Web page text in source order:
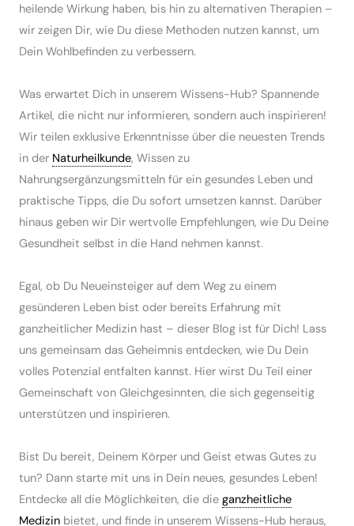
heilende Wirkung haben, bis hin zu alternativen Therapien –
wir zeigen Dir, wie Du diese Methoden nutzen kannst, um
Dein Wohlbefinden zu verbessern.
Was erwartet Dich in unserem Wissens-Hub? Spannende
Artikel, die nicht nur informieren, sondern auch inspirieren!
Wir teilen exklusive Erkenntnisse über die neuesten Trends
in der Naturheilkunde, Wissen zu
Nahrungsergänzungsmitteln für ein gesundes Leben und
praktische Tipps, die Du sofort umsetzen kannst. Darüber
hinaus geben wir Dir wertvolle Empfehlungen, wie Du Deine
Gesundheit selbst in die Hand nehmen kannst.
Egal, ob Du Neu­einsteiger auf dem Weg zu einem
gesünderen Leben bist oder bereits Erfahrung mit
ganzheitlicher Medizin hast – dieser Blog ist für Dich! Lass
uns gemeinsam das Geheimnis entdecken, wie Du Dein
volles Potenzial entfalten kannst. Hier wirst Du Teil einer
Gemeinschaft von Gleichgesinnten, die sich gegenseitig
unterstützen und inspirieren.
Bist Du bereit, Deinem Körper und Geist etwas Gutes zu
tun? Dann starte mit uns in Dein neues, gesundes Leben!
Entdecke all die Möglichkeiten, die die ganzheitliche
Medizin bietet, und finde in unserem Wissens-Hub heraus,